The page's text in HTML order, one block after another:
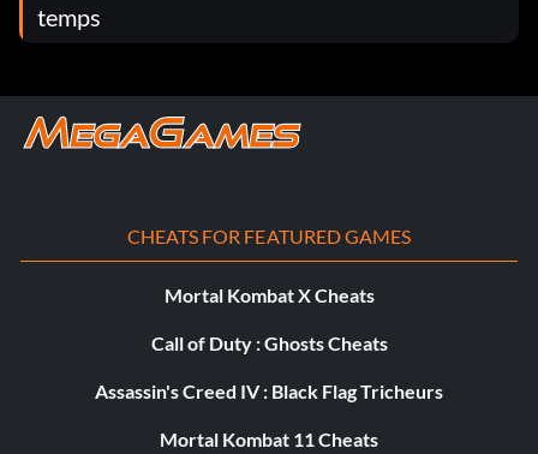
temps
CHEATS FOR FEATURED GAMES
Mortal Kombat X Cheats
Call of Duty : Ghosts Cheats
Assassin's Creed IV : Black Flag Tricheurs
Mortal Kombat 11 Cheats